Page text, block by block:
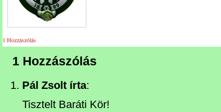
1 Hozzászólás
1 Hozzászólás
Pál Zsolt írta:
Tisztelt Baráti Kör!